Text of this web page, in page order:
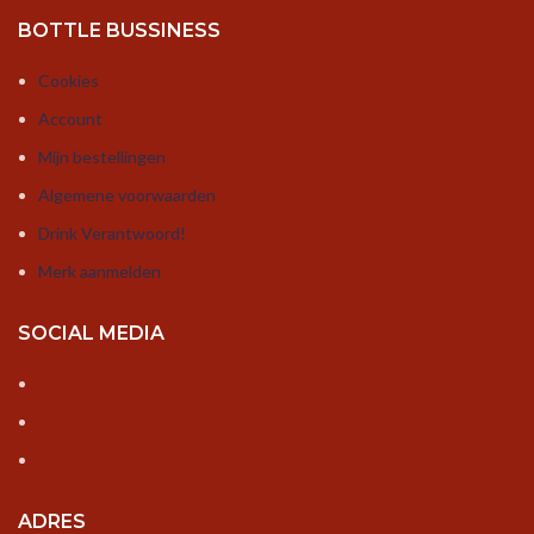
BOTTLE BUSSINESS
Cookies
Account
Mijn bestellingen
Algemene voorwaarden
Drink Verantwoord!
Merk aanmelden
SOCIAL MEDIA
ADRES